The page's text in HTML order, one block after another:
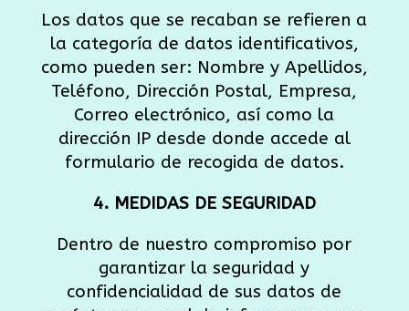
Los datos que se recaban se refieren a
la categoría de datos identificativos,
como pueden ser: Nombre y Apellidos,
Teléfono, Dirección Postal, Empresa,
Correo electrónico, así como la
dirección IP desde donde accede al
formulario de recogida de datos.
4. MEDIDAS DE SEGURIDAD
Dentro de nuestro compromiso por
garantizar la seguridad y
confidencialidad de sus datos de